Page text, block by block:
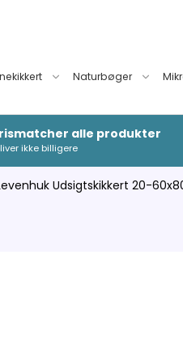
Naturbøger
alle produkter
ikke billigere
Udsigtskikkert 20-